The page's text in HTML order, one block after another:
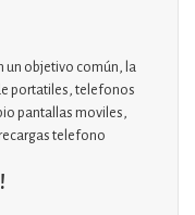
un objetivo común, la
portatiles, telefonos
pantallas moviles,
telefono